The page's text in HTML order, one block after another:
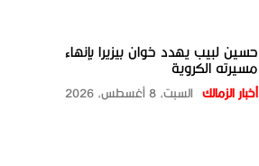
حسين لبيب يهدد خوان بيزيرا بإنهاء
مسيرته الكروية
أخبار الزمالك السبت، 8 أغسطس، 2026